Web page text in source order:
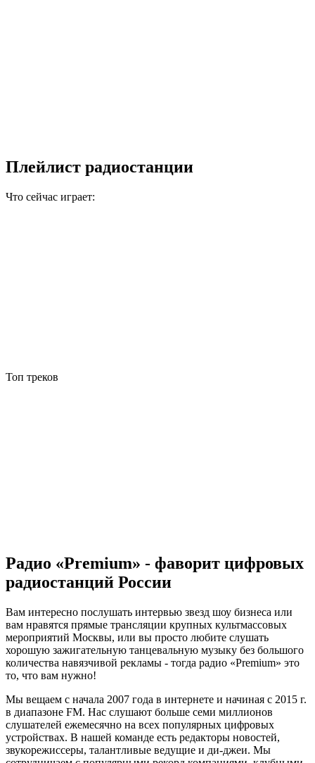
Плейлист радиостанции
Что сейчас играет:
Топ треков
Радио «Premium» - фаворит цифровых
радиостанций России
Вам интересно послушать интервью звезд шоу бизнеса или
вам нравятся прямые трансляции крупных культмассовых
мероприятий Москвы, или вы просто любите слушать
хорошую зажигательную танцевальную музыку без большого
количества навязчивой рекламы - тогда радио «Premium» это
то, что вам нужно!
Мы вещаем с начала 2007 года в интернете и начиная с 2015 г.
в диапазоне FM. Нас слушают больше семи миллионов
слушателей ежемесячно на всех популярных цифровых
устройствах. В нашей команде есть редакторы новостей,
звукорежиссеры, талантливые ведущие и ди-джеи. Мы